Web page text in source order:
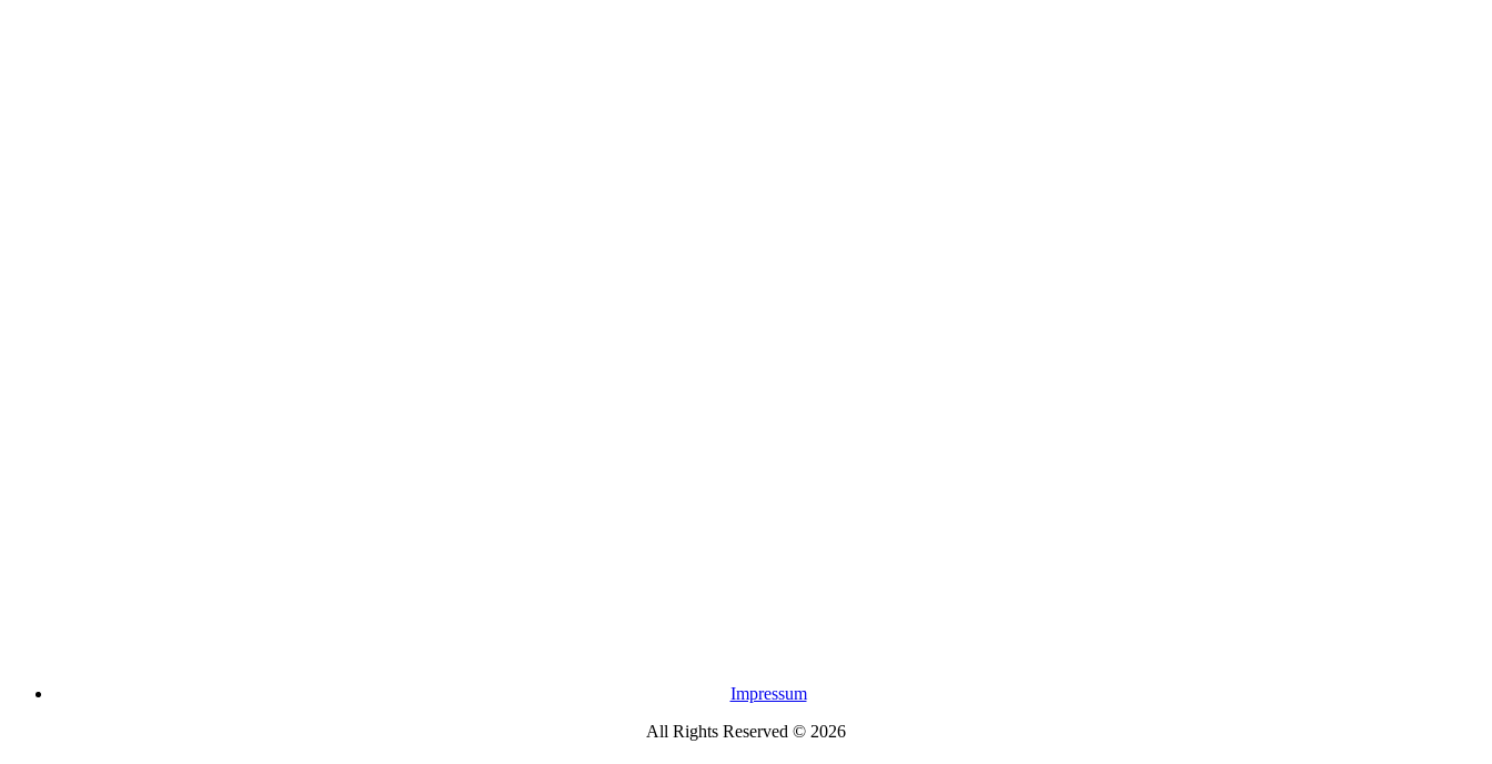
Impressum
All Rights Reserved © 2026